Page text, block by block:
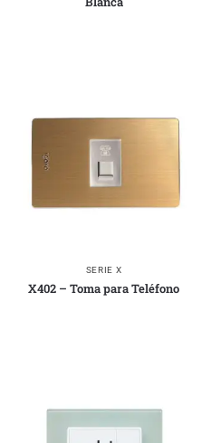
SERIE X
X402 – Toma para Teléfono